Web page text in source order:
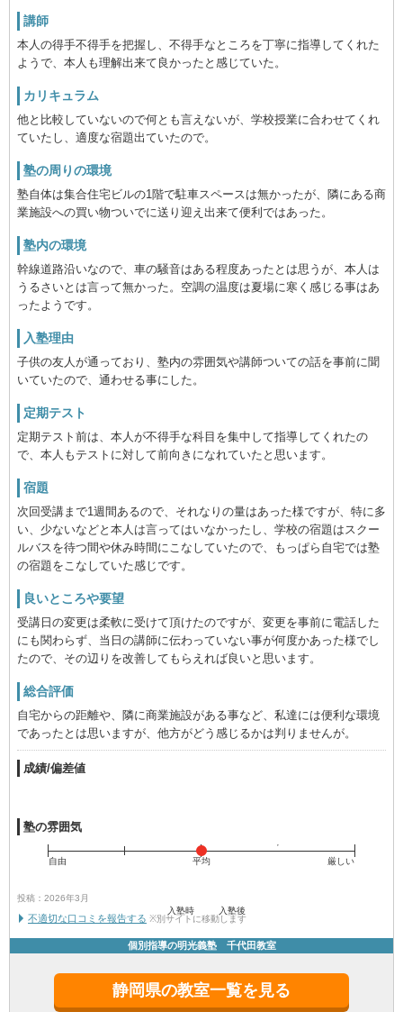
講師
本人の得手不得手を把握し、不得手なところを丁寧に指導してくれた
ようで、本人も理解出来て良かったと感じていた。
カリキュラム
他と比較していないので何とも言えないが、学校授業に合わせてくれ
ていたし、適度な宿題出ていたので。
塾の周りの環境
塾自体は集合住宅ビルの1階で駐車スペースは無かったが、隣にある商
業施設への買い物ついでに送り迎え出来て便利ではあった。
塾内の環境
幹線道路沿いなので、車の騒音はある程度あったとは思うが、本人は
うるさいとは言って無かった。空調の温度は夏場に寒く感じる事はあ
ったようです。
入塾理由
子供の友人が通っており、塾内の雰囲気や講師ついての話を事前に聞
いていたので、通わせる事にした。
定期テスト
定期テスト前は、本人が不得手な科目を集中して指導してくれたの
で、本人もテストに対して前向きになれていたと思います。
宿題
次回受講まで1週間あるので、それなりの量はあった様ですが、特に多
い、少ないなどと本人は言ってはいなかったし、学校の宿題はスクー
ルバスを待つ間や休み時間にこなしていたので、もっぱら自宅では塾
の宿題をこなしていた感じです。
良いところや要望
受講日の変更は柔軟に受けて頂けたのですが、変更を事前に電話した
にも関わらず、当日の講師に伝わっていない事が何度かあった様でし
たので、その辺りを改善してもらえれば良いと思います。
総合評価
自宅からの距離や、隣に商業施設がある事など、私達には便利な環境
であったとは思いますが、他方がどう感じるかは判りませんが。
成績/偏差値
入塾時 入塾後
塾の雰囲気
自由 平均 厳しい
投稿：2026年3月
不適切な口コミを報告する ※別サイトに移動します
個別指導の明光義塾 千代田教室
静岡県の教室一覧を見る